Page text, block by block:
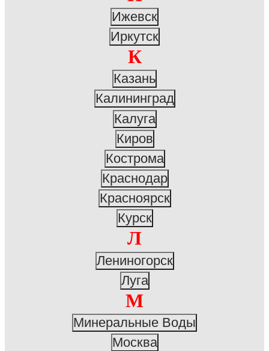
Ижевск
Иркутск
К
Казань
Калининград
Калуга
Киров
Кострома
Краснодар
Красноярск
Курск
Л
Лениногорск
Луга
М
Минеральные Воды
Москва